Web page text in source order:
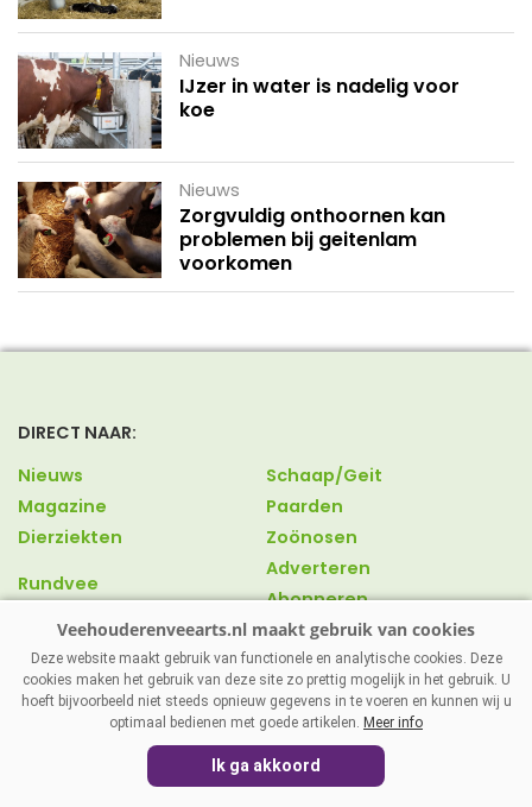
Nieuws
IJzer in water is nadelig voor
koe
Nieuws
Zorgvuldig onthoornen kan
problemen bij geitenlam
voorkomen
DIRECT NAAR:
Nieuws
Magazine
Dierziekten
Rundvee
Schaap/Geit
Paarden
Zoönosen
Adverteren
Abonneren
Over ons
Contact
VEEHOUDERENVEEARTS.NL | DISCLAIMER
AGRIMEDIA
Deze website maakt gebruik van functionele en analytische cookies. Deze
cookies maken het gebruik van deze site zo prettig mogelijk in het gebruik. U
hoeft bijvoorbeeld niet steeds opnieuw gegevens in te voeren en kunnen wij u
optimaal bedienen met goede artikelen. Meer info
Ik ga akkoord